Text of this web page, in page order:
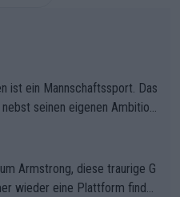
ist ein Mannschaftssport. Das
eigenen Ambition
machen und konkret am Erf
anzurechnen. Das ist ein Zei
Armstrong, diese traurige G
wieder eine Plattform finde